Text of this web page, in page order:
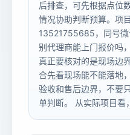
后排查，可先根据点位
情况协助判断预算。项
13521755685，同号微
别代理商能上门报价吗
真正要核对的是现场边
合先看现场能不能落地
验收和售后边界，不要
单判断。 从实际项目看